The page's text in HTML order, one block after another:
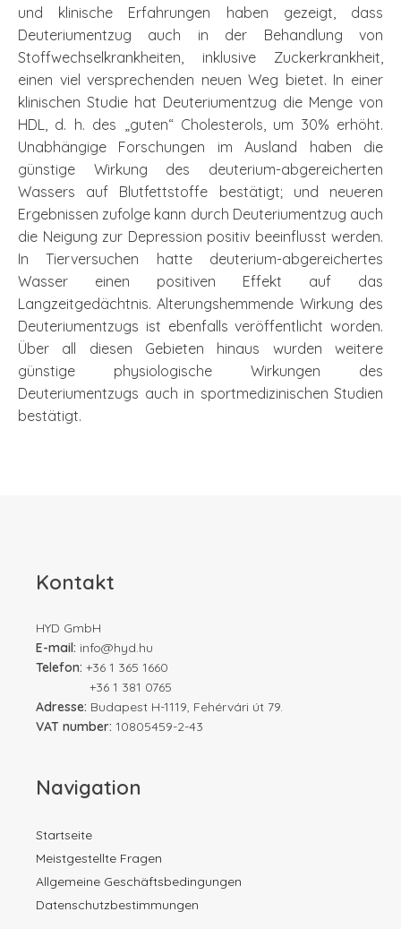
und klinische Erfahrungen haben gezeigt, dass
Deuteriumentzug auch in der Behandlung von
Stoffwechselkrankheiten, inklusive Zuckerkrankheit,
einen viel versprechenden neuen Weg bietet. In einer
klinischen Studie hat Deuteriumentzug die Menge von
HDL, d. h. des „guten“ Cholesterols, um 30% erhöht.
Unabhängige Forschungen im Ausland haben die
günstige Wirkung des deuterium-abgereicherten
Wassers auf Blutfettstoffe bestätigt; und neueren
Ergebnissen zufolge kann durch Deuteriumentzug auch
die Neigung zur Depression positiv beeinflusst werden.
In Tierversuchen hatte deuterium-abgereichertes
Wasser einen positiven Effekt auf das
Langzeitgedächtnis. Alterungshemmende Wirkung des
Deuteriumentzugs ist ebenfalls veröffentlicht worden.
Über all diesen Gebieten hinaus wurden weitere
günstige physiologische Wirkungen des
Deuteriumentzugs auch in sportmedizinischen Studien
bestätigt.
Kontakt
HYD GmbH
E-mail: info@hyd.hu
Telefon: +36 1 365 1660
+36 1 381 0765
Adresse: Budapest H-1119, Fehérvári út 79.
VAT number: 10805459-2-43
Navigation
Startseite
Meistgestellte Fragen
Allgemeine Geschäftsbedingungen
Datenschutzbestimmungen